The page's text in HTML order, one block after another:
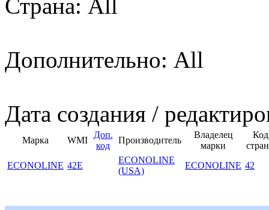
Страна: All
Дополнительно: All
Дата создания /
Марка WMI
Доп.
код
Производитель
Владелец
марки
Код
ECONOLINE 42E
ECONOLINE
(USA)
ECONOLINE 42